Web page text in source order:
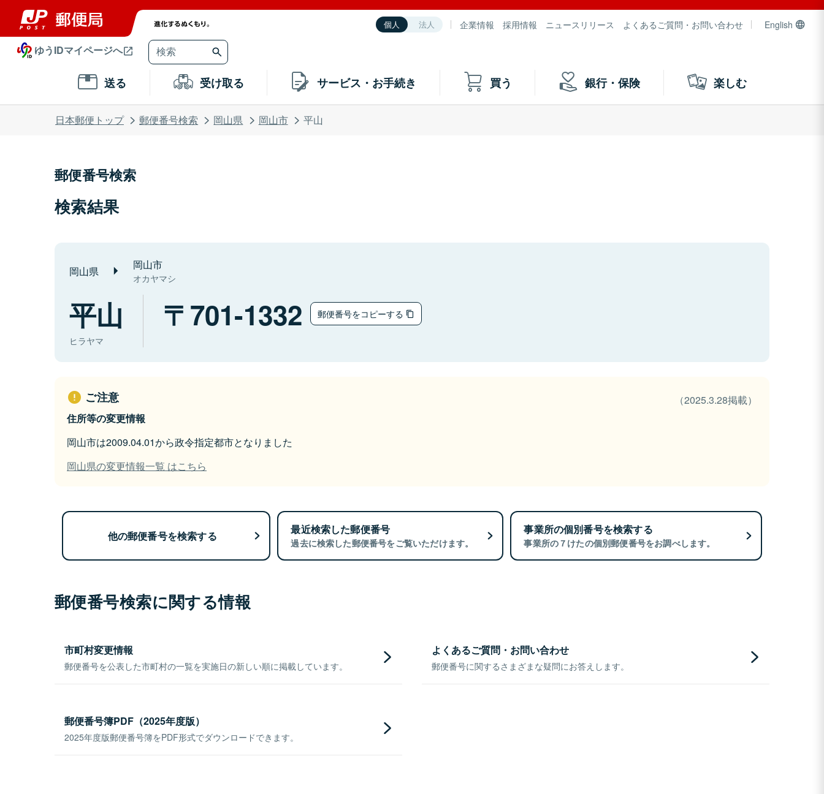
個人 法人 企業情報 採用情報 ニュースリリース よくあるご質問・お問い合わせ English
ゆうIDマイページへ
送る 受け取る サービス・お手続き 買う 銀行・保険 楽しむ
日本郵便トップ 郵便番号検索 岡山県 岡山市 平山
郵便番号検索
検索結果
岡山県 岡山市
オカヤマシ
平山
ヒラヤマ
701-1332 郵便番号をコピーする
ご注意
（2025.3.28掲載）
住所等の変更情報
岡山市は2009.04.01から政令指定都市となりました
岡山県の変更情報一覧 はこちら
他の郵便番号を検索する 最近検索した郵便番号
過去に検索した郵便番号をご覧いただけます。
事業所の個別番号を検索する
事業所の７けたの個別郵便番号をお調べします。
郵便番号検索に関する情報
市町村変更情報
郵便番号を公表した市町村の一覧を実施日の新しい順に掲載しています。
よくあるご質問・お問い合わせ
郵便番号に関するさまざまな疑問にお答えします。
郵便番号簿PDF（2025年度版）
2025年度版郵便番号簿をPDF形式でダウンロードできます。